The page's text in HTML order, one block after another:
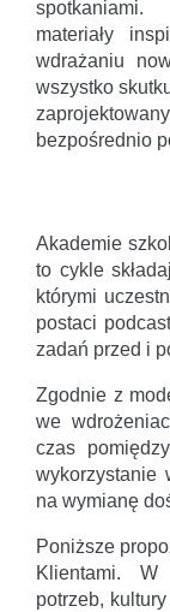
spotkaniami.
materiały
wdrażaniu
wszystko
bezpośrednio
Akademie
to cykle
którymi
postaci
zadań przed i
Zgodnie z
we
czas
wykorzystanie
na wymianę
Poniższe
Klientami. W
potrzeb,